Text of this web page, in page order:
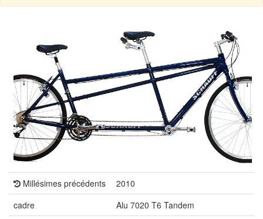
Millésimes précédents
2010
cadre
Alu 7020 T6 Tandem